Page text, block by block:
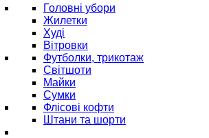
Головні убори
Жилетки
Худі
Вітровки
Футболки, трикотаж
Світшоти
Майки
Сумки
Флісові кофти
Штани та шорти